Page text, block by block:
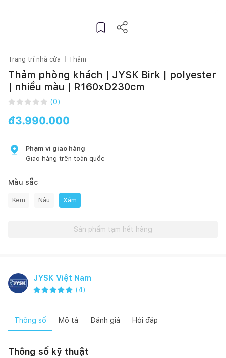
Trang trí nhà cửa Thảm
Thảm phòng khách | JYSK Birk | polyester
| nhiều màu | R160xD230cm
(0)
đ3.990.000
Phạm vi giao hàng
Giao hàng trên toàn quốc
Màu sắc
Kem Nâu Xám
Sản phẩm tạm hết hàng
JYSK Việt Nam
(4)
Thông số Mô tả Đánh giá Hỏi đáp
Thông số kỹ thuật